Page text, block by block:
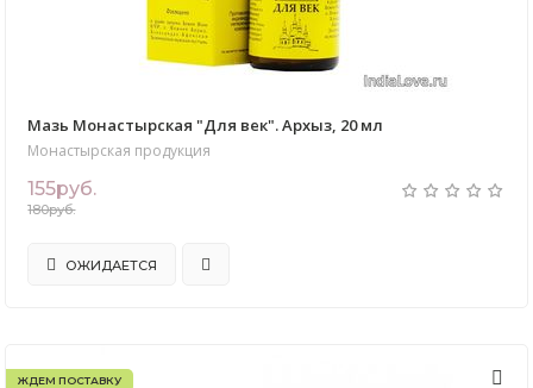
Мазь Монастырская "Для век". Архыз, 20 мл
Монастырская продукция
155руб.
180руб.
ОЖИДАЕТСЯ
ЖДЕМ ПОСТАВКУ